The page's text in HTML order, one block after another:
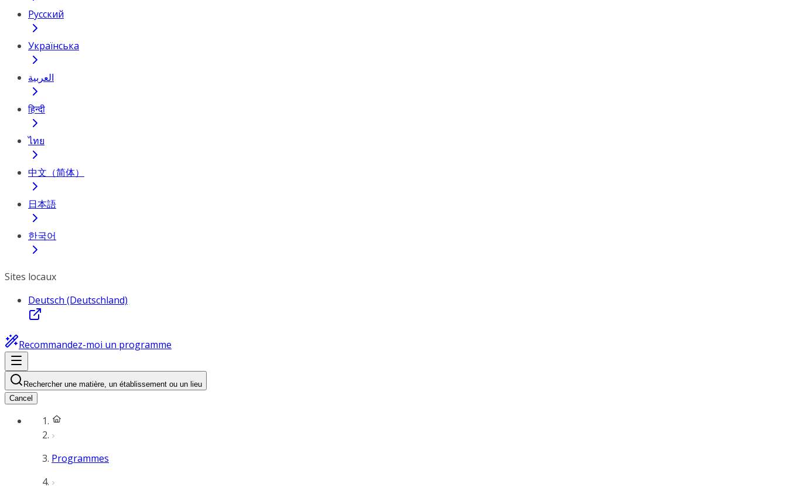
Русский
Українська
العربية
हिन्दी
ไทย
中文（简体）
日本語
한국어
Sites locaux
Deutsch (Deutschland)
Recommandez-moi un programme
Rechercher une matière, un établissement ou un lieu
Cancel
Programmes